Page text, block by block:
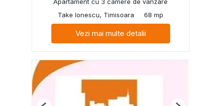
Take Ionescu, Timisoara
68 mp
Vezi mai multe detalii